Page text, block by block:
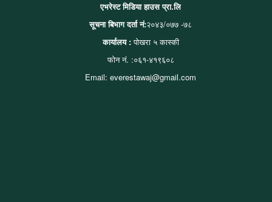
एभरेस्ट मिडिया हाउस प्रा.लि
सूचना बिभाग दर्ता नं:२०४३/०७७ -७८
कार्यालय :पोखरा ५ कास्की
फोन नं. :०६१-४१९६०८
Email: everestawaj@gmail.com